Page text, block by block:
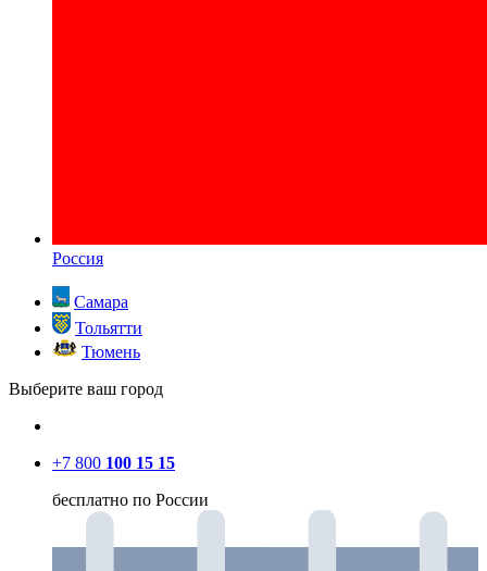
Россия
Самара
Тольятти
Тюмень
Выберите ваш город
+7 800 100 15 15
бесплатно по России